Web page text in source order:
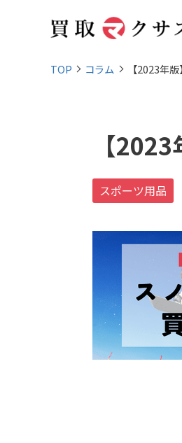
TOP コラム 【2023年
【
スポーツ用品